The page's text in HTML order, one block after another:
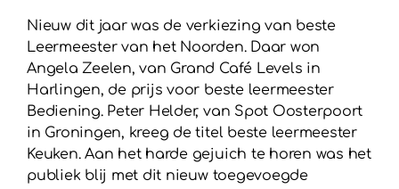
Nieuw dit jaar was de verkiezing van beste
Leermeester van het Noorden. Daar won
Angela Zeelen, van Grand Café Levels in
Harlingen, de prijs voor beste leermeester
Bediening. Peter Helder, van Spot Oosterpoort
in Groningen, kreeg de titel beste leermeester
Keuken. Aan het harde gejuich te horen was het
publiek blij met dit nieuw toegevoegde